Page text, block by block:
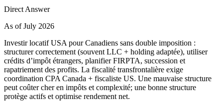
Direct Answer
As of July 2026
Investir locatif USA pour Canadiens sans double imposition :
structurer correctement (souvent LLC + holding adaptée), utiliser
crédits d’impôt étrangers, planifier FIRPTA, succession et
rapatriement des profits. La fiscalité transfrontalière exige
coordination CPA Canada + fiscaliste US. Une mauvaise structure
peut coûter cher en impôts et complexité; une bonne structure
protège actifs et optimise rendement net.